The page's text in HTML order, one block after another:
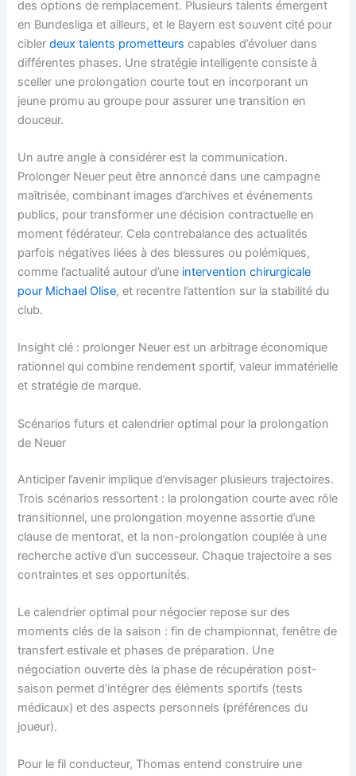
des options de remplacement. Plusieurs talents émergent
en Bundesliga et ailleurs, et le Bayern est souvent cité pour
ciblerdeux talents prometteurs capables d’évoluer dans
différentes phases. Une stratégie intelligente consiste à
sceller une prolongation courte tout en incorporant un
jeune promu au groupe pour assurer une transition en
douceur.
Un autre angle à considérer est la communication.
Prolonger Neuer peut être annoncé dans une campagne
maîtrisée, combinant images d’archives et événements
publics, pour transformer une décision contractuelle en
moment fédérateur. Cela contrebalance des actualités
parfois négatives liées à des blessures ou polémiques,
comme l’actualité autour d’une intervention chirurgicale
pour Michael Olise, et recentre l’attention sur la stabilité du
club.
Insight clé : prolonger Neuer est un arbitrage économique
rationnel qui combine rendement sportif, valeur immatérielle
et stratégie de marque.
Scénarios futurs et calendrier optimal pour la prolongation
de Neuer
Anticiper l’avenir implique d’envisager plusieurs trajectoires.
Trois scénarios ressortent : la prolongation courte avec rôle
transitionnel, une prolongation moyenne assortie d’une
clause de mentorat, et la non-prolongation couplée à une
recherche active d’un successeur. Chaque trajectoire a ses
contraintes et ses opportunités.
Le calendrier optimal pour négocier repose sur des
moments clés de la saison : fin de championnat, fenêtre de
transfert estivale et phases de préparation. Une
négociation ouverte dès la phase de récupération post-
saison permet d’intégrer des éléments sportifs (tests
médicaux) et des aspects personnels (préférences du
joueur).
Pour le fil conducteur, Thomas entend construire une